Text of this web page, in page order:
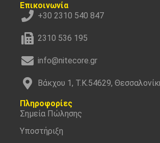
Επικοινωνία
+30 2310 540 847
2310 536 195
info@nitecore.gr
Βάκχου 1, Τ.Κ.54629,
Πληροφορίες
Σημεία Πώλησης
Υποστήριξη